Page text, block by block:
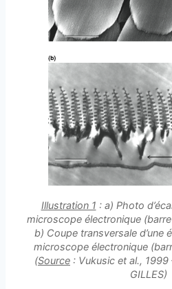
Illustration 1 : a) Photo
microscope électronique
b) Coupe transversale d’une
microscope électronique
(Source : Vukusic et al.,
GILLES)